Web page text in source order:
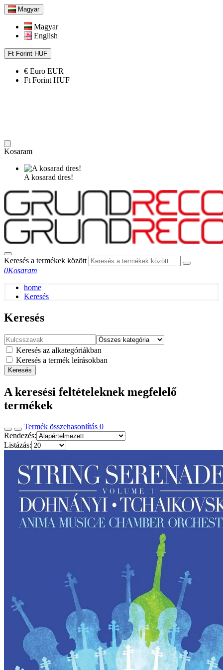
Magyar
Magyar
English
Ft Forint HUF
€ Euro EUR
Ft Forint HUF
Kosaram
A kosarad üres!
Keresés a termékek között
0Kosaram
home
Keresés
Keresés
Keresés az alkategóriákban
Keresés a termék leírásokban
Keresés
A keresési feltételeknek megfelelő
termékek
Termék összehasonlítás 0
Rendezés:
Listázás: